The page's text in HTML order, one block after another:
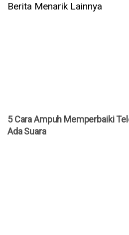
Berita Menarik Lainnya
5 Cara Ampuh Memperbaiki
Ada Suara